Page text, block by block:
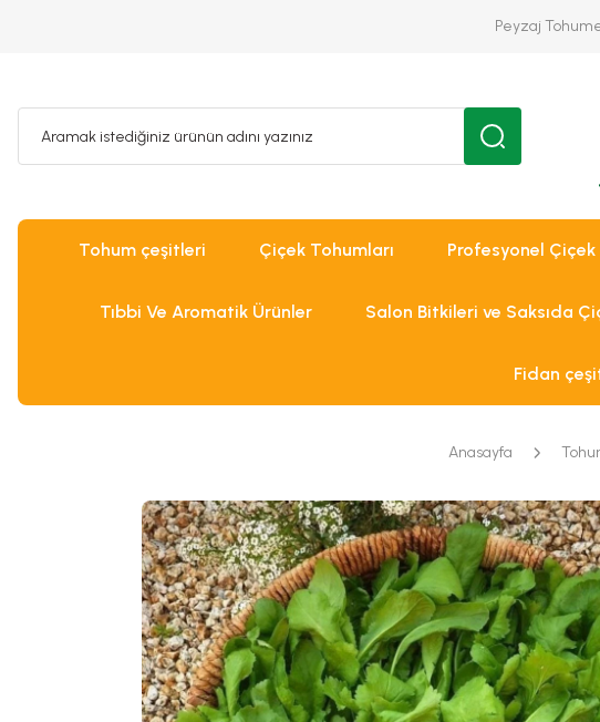
Peyzaj
Tohum çeşitleri Çiçek Tohumları Profesyonel Çiçek
Tıbbi Ve Aromatik Ürünler Salon Bitkileri ve Saksıda
Fidan
Anasayfa